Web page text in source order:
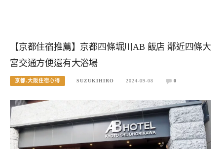
【京都住宿推薦】京都四條堀川AB 飯店 鄰近四條大
宮交通方便還有大浴場
京都.大阪住宿心得 SUZUKIHIRO 2024-09-08 0